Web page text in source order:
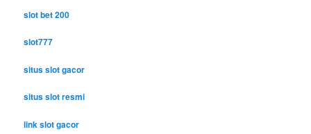
slot bet 200
slot777
situs slot gacor
situs slot resmi
link slot gacor